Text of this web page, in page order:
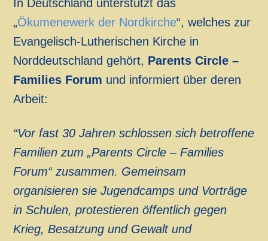
In Deutschland unterstützt das
„Ökumenewerk der Nordkirche“, welches zur
Evangelisch-Lutherischen Kirche in
Norddeutschland gehört, Parents Circle –
Families Forum und informiert über deren
Arbeit:
“Vor fast 30 Jahren schlossen sich betroffene
Familien zum „Parents Circle – Families
Forum“ zusammen. Gemeinsam
organisieren sie Jugendcamps und Vorträge
in Schulen, protestieren öffentlich gegen
Krieg, Besatzung und Gewalt und